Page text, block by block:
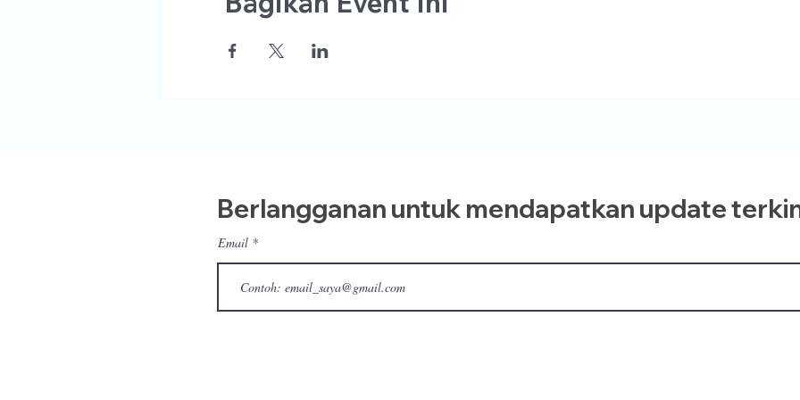
Berlangganan untuk mendapatkan update
Email